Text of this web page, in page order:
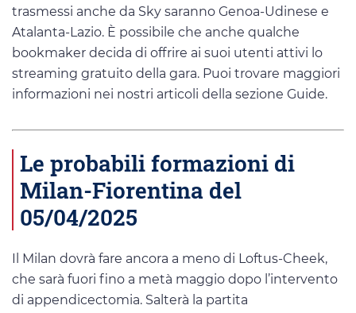
trasmessi anche da Sky saranno Genoa-Udinese e
Atalanta-Lazio. È possibile che anche qualche
bookmaker decida di offrire ai suoi utenti attivi lo
streaming gratuito della gara. Puoi trovare maggiori
informazioni nei nostri articoli della sezione Guide.
Le probabili formazioni di
Milan-Fiorentina del
05/04/2025
Il Milan dovrà fare ancora a meno di Loftus-Cheek,
che sarà fuori fino a metà maggio dopo l’intervento
di appendicectomia. Salterà la partita